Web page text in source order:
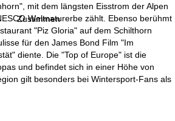
Zustimmen
mit dem längsten Eisstrom der Alpen
Weltnaturerbe zählt. Ebenso berühmt
"Piz Gloria" auf dem Schilthorn
für den James Bond Film "Im
diente. Die "Top of Europe" ist die
und befindet sich in einer Höhe von
gilt besonders bei Wintersport-Fans als